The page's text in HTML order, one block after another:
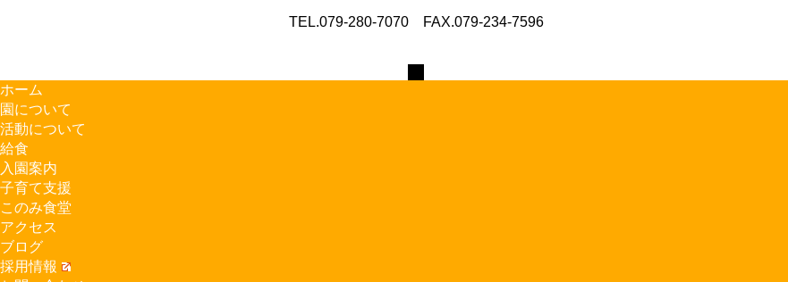
TEL.079-280-7070 FAX.079-234-7596
ホーム
園について
活動について
給食
入園案内
子育て支援
このみ食堂
アクセス
ブログ
採用情報